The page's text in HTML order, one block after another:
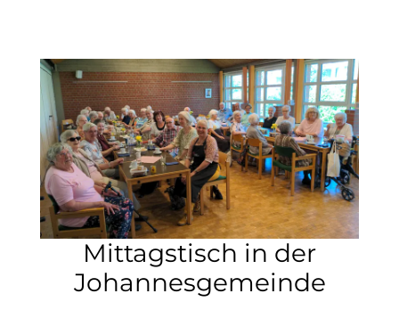
Mittagstisch in der
Johannesgemeinde